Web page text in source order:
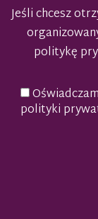
Jeśli chcesz
politykę
polityki